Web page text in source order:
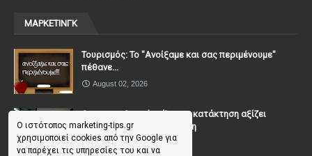
Ο ιστότοπος marketing-tips.gr
χρησιμοποιεί cookies από την Google για
να παρέχει τις υπηρεσίες του και να
ΜΑΡΚΕΤΙΝΓΚ
Τουρισμός: Το "Ανοίξαμε και σας περιμένουμε"
πέθανε...
August 02, 2026
Casanova Complex: Όταν η κατάκτηση αξίζει
περισσότερο από τη σχέση
July 31, 2026